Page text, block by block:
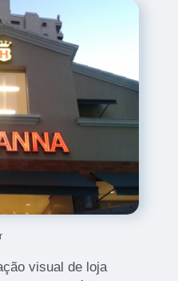
visual de loja